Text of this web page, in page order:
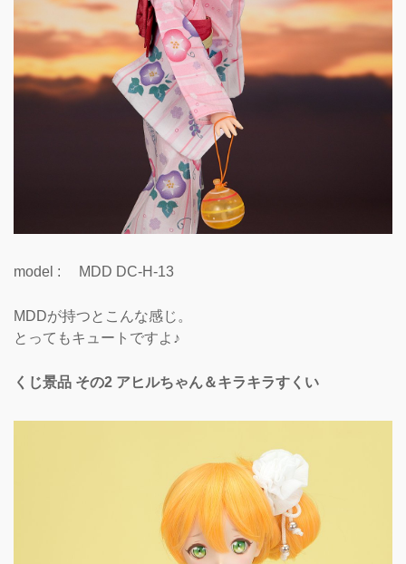
model : MDD DC-H-13
MDDが持つとこんな感じ。
とってもキュートですよ♪
くじ景品 その2 アヒルちゃん＆キラキラすくい